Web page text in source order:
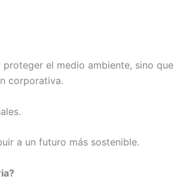
el medio ambiente, sino que
corporativa.
a un futuro más sostenible.